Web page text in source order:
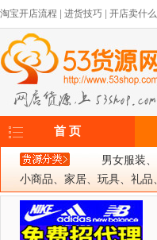
淘宝开店流程 进货技巧 开店卖什
首 页
男女服装
小商品、家居、玩具、礼品